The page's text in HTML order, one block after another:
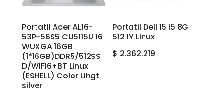
Portatil Acer AL16-
53P-56S5 CU5115U 16
WUXGA 16GB
(1*16GB)DDR5/512SS
D/WIFI6+BT Linux
(ESHELL) Color Lihgt
silver
Portatil Dell 15 i5 8G
512 1Y Linux
$ 2.362.219